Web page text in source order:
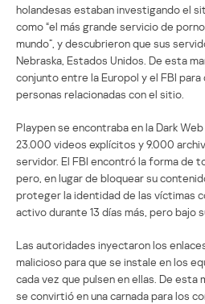
holandesas estaban investigando el
como “el más grande servicio de
mundo”, y descubrieron que sus
Nebraska, Estados Unidos. De esta
conjunto entre la Europol y el FBI
personas relacionadas con el sitio.
Playpen se encontraba en la Dark
23.000 videos explícitos y 9.000
servidor. El FBI encontró la forma de
pero, en lugar de bloquear su
proteger la identidad de las víctimas
activo durante 13 días más, pero bajo
Las autoridades inyectaron los
malicioso para que se instale en los
cada vez que pulsen en ellas. De esta
se convirtió en una carnada para los